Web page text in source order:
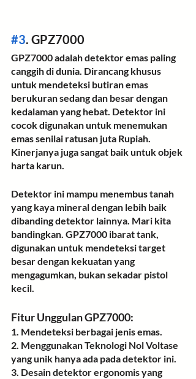
#3. GPZ7000
GPZ7000 adalah detektor emas paling
canggih di dunia. Dirancang khusus
untuk mendeteksi butiran emas
berukuran sedang dan besar dengan
kedalaman yang hebat. Detektor ini
cocok digunakan untuk menemukan
emas senilai ratusan juta Rupiah.
Kinerjanya juga sangat baik untuk objek
harta karun.
Detektor ini mampu menembus tanah
yang kaya mineral dengan lebih baik
dibanding detektor lainnya. Mari kita
bandingkan. GPZ7000 ibarat tank,
digunakan untuk mendeteksi target
besar dengan kekuatan yang
mengagumkan, bukan sekadar pistol
kecil.
Fitur Unggulan GPZ7000:
1. Mendeteksi berbagai jenis emas.
2. Menggunakan Teknologi Nol Voltase
yang unik hanya ada pada detektor ini.
3. Desain detektor ergonomis yang